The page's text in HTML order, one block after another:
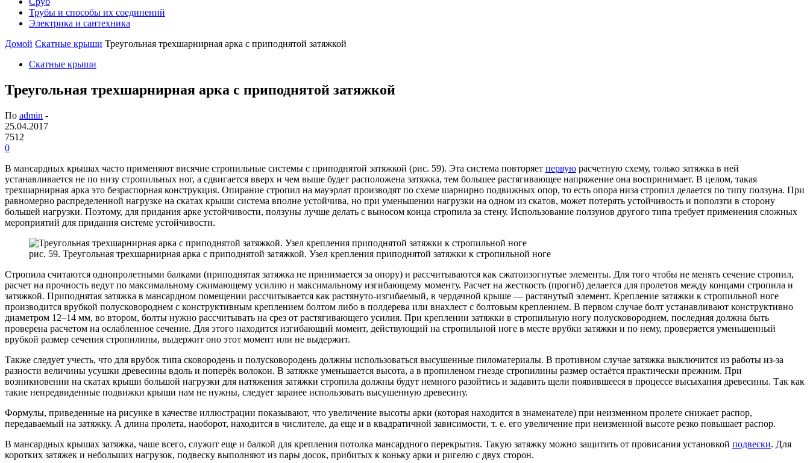
Трубы и способы их соединений
Электрика и сантехника
Домой Скатные крыши Треугольная трехшарнирная арка с приподнятой затяжкой
Скатные крыши
Треугольная трехшарнирная арка с приподнятой затяжкой
По admin -
25.04.2017
7512
0
В мансардных крышах часто применяют висячие стропильные системы с приподнятой затяжкой (рис. 59). Эта система повторяет первую расчетную схему, только затяжка в ней
устанавливается не по низу стропильных ног, а сдвигается вверх и чем выше будет расположена затяжка, тем большее растягивающее напряжение она воспринимает. В целом, такая
трехшарнирная арка это безраспорная конструкция. Опирание стропил на мауэрлат производят по схеме шарнирно подвижных опор, то есть опора низа стропил делается по типу ползуна. При
равномерно распределенной нагрузке на скатах крыши система вполне устойчива, но при уменьшении нагрузки на одном из скатов, может потерять устойчивость и поползти в сторону
большей нагрузки. Поэтому, для придания арке устойчивости, ползуны лучше делать с выносом конца стропила за стену. Использование ползунов другого типа требует применения сложных
мероприятий для придания системе устойчивости.
рис. 59. Треугольная трехшарнирная арка с приподнятой затяжкой. Узел крепления приподнятой затяжки к стропильной ноге
Стропила считаются однопролетными балками (приподнятая затяжка не принимается за опору) и рассчитываются как сжатоизогнутые элементы. Для того чтобы не менять сечение стропил,
расчет на прочность ведут по максимальному сжимающему усилию и максимальному изгибающему моменту. Расчет на жесткость (прогиб) делается для пролетов между концами стропила и
затяжкой. Приподнятая затяжка в мансардном помещении рассчитывается как растянуто-изгибаемый, в чердачной крыше — растянутый элемент. Крепление затяжки к стропильной ноге
производится врубкой полусковороднем с конструктивным креплением болтом либо в полдерева или внахлест с болтовым креплением. В первом случае болт устанавливают конструктивно
диаметром 12–14 мм, во втором, болты нужно рассчитывать на срез от растягивающего усилия. При креплении затяжки в стропильную ногу полусковороднем, последняя должна быть
проверена расчетом на ослабленное сечение. Для этого находится изгибающий момент, действующий на стропильной ноге в месте врубки затяжки и по нему, проверяется уменьшенный
врубкой размер сечения стропилины, выдержит оно этот момент или не выдержит.
Также следует учесть, что для врубок типа сковородень и полусковородень должны использоваться высушенные пиломатериалы. В противном случае затяжка выключится из работы из-за
разности величины усушки древесины вдоль и поперёк волокон. В затяжке уменьшается высота, а в пропиленом гнезде стропилины размер остаётся практически прежним. При
возникновении на скатах крыши большой нагрузки для натяжения затяжки стропила должны будут немного разойтись и задавить щели появившееся в процессе высыхания древесины. Так как
такие непредвиденные подвижки крыши нам не нужны, следует заранее использовать высушенную древесину.
Формулы, приведенные на рисунке в качестве иллюстрации показывают, что увеличение высоты арки (которая находится в знаменателе) при неизменном пролете снижает распор,
передаваемый на затяжку. А длина пролета, наоборот, находится в числителе, да еще и в квадратичной зависимости, т. е. его увеличение при неизменной высоте резко повышает распор.
В мансардных крышах затяжка, чаше всего, служит еще и балкой для крепления потолка мансардного перекрытия. Такую затяжку можно защитить от провисания установкой подвески. Для
коротких затяжек и небольших нагрузок, подвеску выполняют из пары досок, прибитых к коньку арки и ригелю с двух сторон.